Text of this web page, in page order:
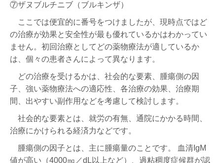
⑦ザヌブルチニブ（ブルキンザ）
ここでは便宜的に番号をつけましたが、現時点ではど
の治療が効果と安全性が最も優れているかはわかってい
ません。初回治療としてどの薬物療法が適しているか
は、個々の患者さんによって異なります。
どの治療を受けるかは、社会的な要素、腫瘍側の因
子、強い薬物療法への適応性、各治療の効果、治療期
間、出やすい副作用などを考慮して検討します。
社会的な要素とは、就労の有無、通院にかかる時間、
治療にかけられる経済力などです。
腫瘍側の因子とは、主に腫瘍量のことです。 血清IgM
値が高い（4000㎎／dL以上など）、過粘稠度症候群が認